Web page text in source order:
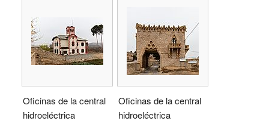
Oficinas de la central
hidroeléctrica
Oficinas de la central
hidroeléctrica